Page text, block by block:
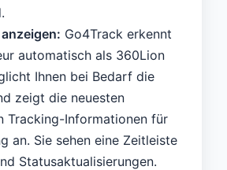
Go4Track erkennt
automatisch als 360Lion
Ihnen bei Bedarf die
zeigt die neuesten
Tracking-Informationen für
an. Sie sehen eine Zeitleiste
Statusaktualisierungen.